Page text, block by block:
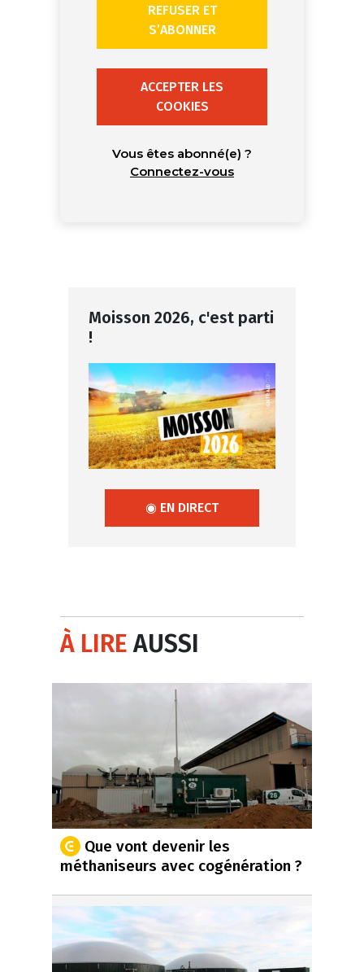
REFUSER ET
S’ABONNER
ACCEPTER LES
COOKIES
Vous êtes abonné(e) ?
Connectez-vous
Moisson 2026, c'est parti
!
◉ EN DIRECT
À LIREAUSSI
Que vont devenir les
méthaniseurs avec cogénération ?